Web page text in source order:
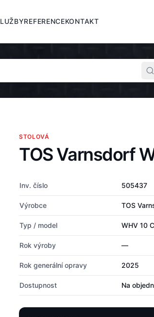
REFERENCEKONTAKT
STOLOVÁ
TOS Varnsdorf
Inv. číslo 505437
Výrobce TOS
Typ / model WHV 10
Rok výroby —
Rok generální opravy 2025
Dostupnost Na